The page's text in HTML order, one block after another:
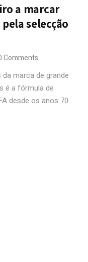
a marcar
selecção
Comments
marca de grande
é a fórmula de
desde os anos 70